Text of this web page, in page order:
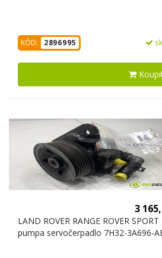
KÓD: 2896995
3
LAND ROVER RANGE ROVER
pumpa servočerpadlo 7H32-3A696-